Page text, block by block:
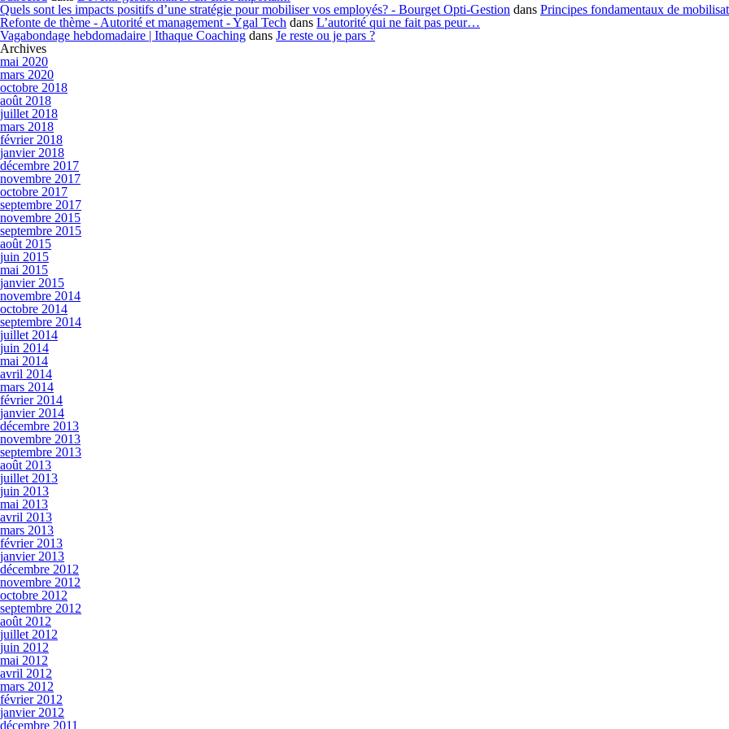
Quels sont les impacts positifs d’une stratégie pour mobiliser vos employés? - Bourget Opti-Gestion dans Principes fondamentaux de
Refonte de thème - Autorité et management - Ygal Tech dans L’autorité qui ne fait pas peur…
Vagabondage hebdomadaire | Ithaque Coaching dans Je reste ou je pars ?
Archives
mai 2020
mars 2020
octobre 2018
août 2018
juillet 2018
mars 2018
février 2018
janvier 2018
décembre 2017
novembre 2017
octobre 2017
septembre 2017
novembre 2015
septembre 2015
août 2015
juin 2015
mai 2015
janvier 2015
novembre 2014
octobre 2014
septembre 2014
juillet 2014
juin 2014
mai 2014
avril 2014
mars 2014
février 2014
janvier 2014
décembre 2013
novembre 2013
septembre 2013
août 2013
juillet 2013
juin 2013
mai 2013
avril 2013
mars 2013
février 2013
janvier 2013
décembre 2012
novembre 2012
octobre 2012
septembre 2012
août 2012
juillet 2012
juin 2012
mai 2012
avril 2012
mars 2012
février 2012
janvier 2012
décembre 2011